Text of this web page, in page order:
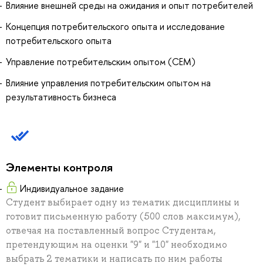
Влияние внешней среды на ожидания и опыт потребителей
Концепция потребительского опыта и исследование
потребительского опыта
Управление потребительским опытом (СЕМ)
Влияние управления потребительским опытом на
результативность бизнеса
Элементы контроля
Индивидуальное задание
Студент выбирает одну из тематик дисциплины и
готовит письменную работу (500 слов максимум),
отвечая на поставленный вопрос Студентам,
претендующим на оценки "9" и "10" необходимо
выбрать 2 тематики и написать по ним работы